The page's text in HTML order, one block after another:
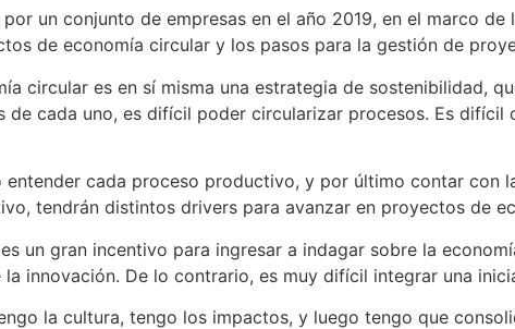
un conjunto de empresas en el año 2019, en el marco
de economía circular y los pasos para la gestión de
circular es en sí misma una estrategia de sostenibilidad,
cada uno, es difícil poder circularizar procesos. Es difícil
entender cada proceso productivo, y por último contar
tendrán distintos drivers para avanzar en proyectos de
un gran incentivo para ingresar a indagar sobre la
innovación. De lo contrario, es muy difícil integrar una
la cultura, tengo los impactos, y luego tengo que